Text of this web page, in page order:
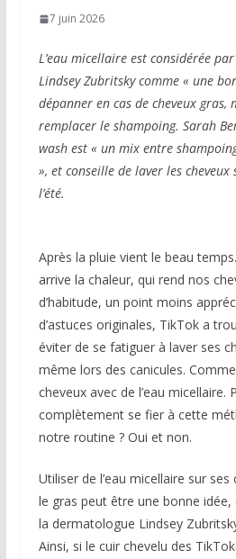
7 juin 2026
L’eau micellaire est considérée
Lindsey Zubritsky comme « une
dépanner en cas de cheveux gras,
remplacer le shampoing. Sarah
wash est « un mix entre
», et conseille de laver les
l’été.
Après la pluie vient le beau
arrive la chaleur, qui rend nos
d’habitude, un point moins
d’astuces originales, TikTok a
éviter de se fatiguer à laver ses
même lors des canicules.
cheveux avec de l’eau micellaire.
complètement se fier à cette
notre routine ? Oui et non.
Utiliser de l’eau micellaire sur
le gras peut être une bonne idée,
la dermatologue Lindsey
Ainsi, si le cuir chevelu des